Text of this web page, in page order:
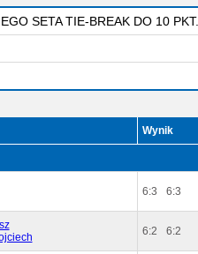
SETA TIE-BREAK DO 10 PKT.
Wynik
6:3 6:3
6:2 6:2